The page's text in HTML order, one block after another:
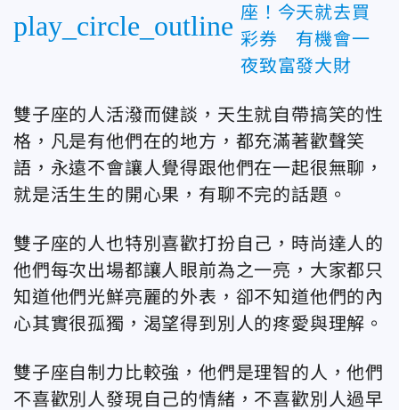
play_circle_outline 座！今天就去買
彩券 有機會一
夜致富發大財
雙子座的人活潑而健談，天生就自帶搞笑的性
格，凡是有他們在的地方，都充滿著歡聲笑
語，永遠不會讓人覺得跟他們在一起很無聊，
就是活生生的開心果，有聊不完的話題。
雙子座的人也特別喜歡打扮自己，時尚達人的
他們每次出場都讓人眼前為之一亮，大家都只
知道他們光鮮亮麗的外表，卻不知道他們的內
心其實很孤獨，渴望得到別人的疼愛與理解。
雙子座自制力比較強，他們是理智的人，他們
不喜歡別人發現自己的情緒，不喜歡別人過早